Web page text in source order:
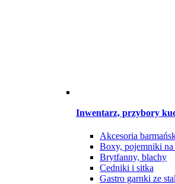
Inwentarz, przybory
Akcesoria
Boxy, pojemniki na
Brytfanny, blachy
Cedniki i sitka
Gastro garnki ze